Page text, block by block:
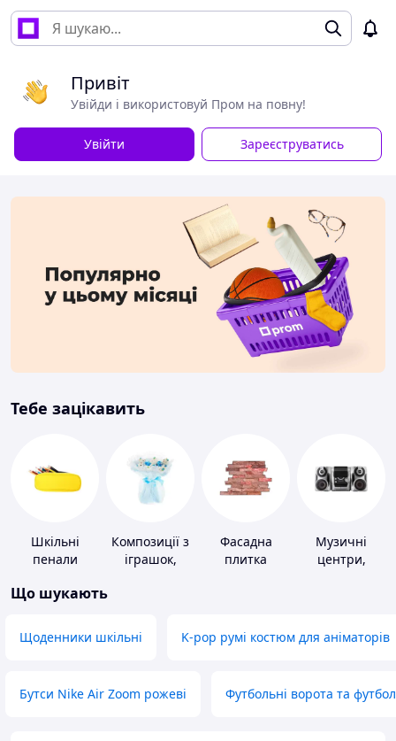
Привіт
Увійди і використовуй Пром на повну!
Увійти Зареєструватись
Тебе зацікавить
Шкільні
пенали
Композиції з
іграшок,
Фасадна
плитка
Музичні
центри,
Що шукають
Щоденники шкільні K-pop румі костюм для аніматорів
Бутси Nike Air Zoom рожеві Футбольні ворота та